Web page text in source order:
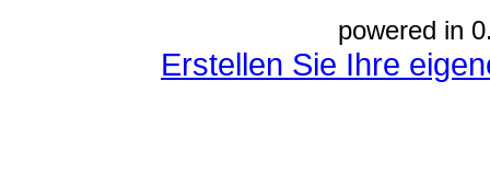
powered in
Erstellen Sie Ihre